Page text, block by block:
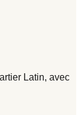
Latin, avec